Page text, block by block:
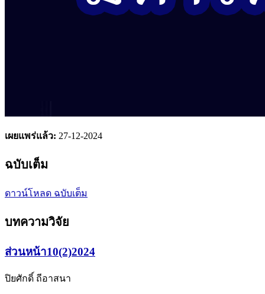
เผยแพร่แล้ว: 27-12-2024
ฉบับเต็ม
ดาวน์โหลด ฉบับเต็ม
บทความวิจัย
ส่วนหน้า10(2)2024
ปิยศักดิ์ ถีอาสนา